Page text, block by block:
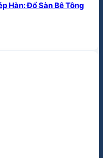
Hàn: Đổ Sàn Bê Tông